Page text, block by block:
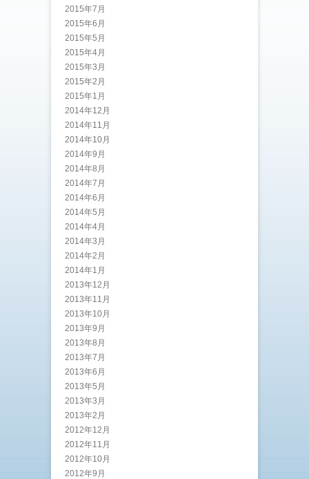
2015年7月
2015年6月
2015年5月
2015年4月
2015年3月
2015年2月
2015年1月
2014年12月
2014年11月
2014年10月
2014年9月
2014年8月
2014年7月
2014年6月
2014年5月
2014年4月
2014年3月
2014年2月
2014年1月
2013年12月
2013年11月
2013年10月
2013年9月
2013年8月
2013年7月
2013年6月
2013年5月
2013年3月
2013年2月
2012年12月
2012年11月
2012年10月
2012年9月